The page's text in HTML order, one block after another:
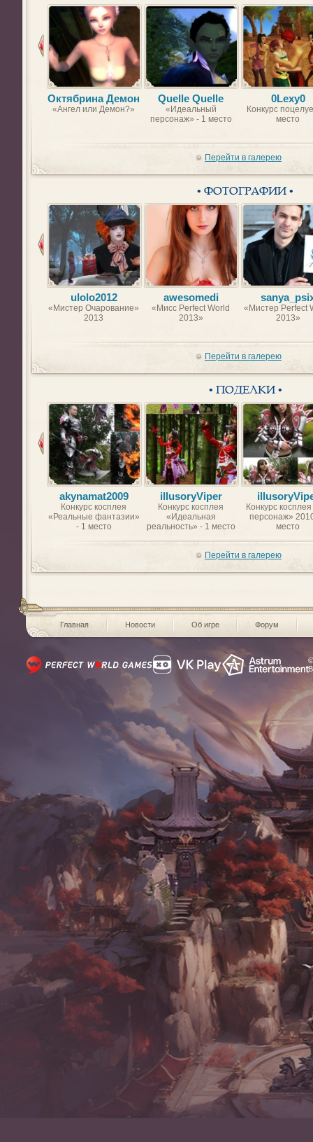
Октябрина Демон
«Ангел или Демон?»
Quelle Quelle
«Идеальный
персонаж» - 1 место
0Lexy0
Конкурс
место
Перейти в галерею
• ФОТОГРАФИИ •
ulolo2012
«Мистер Очарование»
2013
awesomedi
«Мисс Perfect World
2013»
«Мистер Perfect
2013»
Перейти в галерею
• ПОДЕЛКИ •
akynamat2009
Конкурс косплея
«Реальные фантазии»
- 1 место
illusoryViper
Конкурс косплея
«Идеальная
реальность» - 1 место
Конкурс
персонаж»
место
Перейти в галерею
Главная Новости Об игре Форум